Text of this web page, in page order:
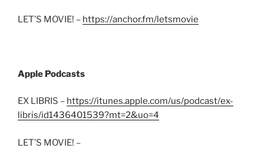
LET’S MOVIE! – https://anchor.fm/letsmovie
Apple Podcasts
EX LIBRIS – https://itunes.apple.com/us/podcast/ex-
libris/id1436401539?mt=2&uo=4
LET’S MOVIE! –